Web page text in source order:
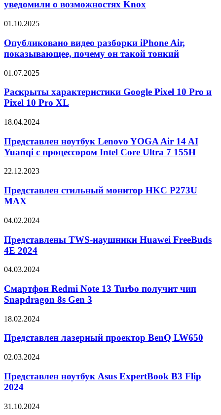
X34
записей
уведомили
возможностях
Knox
уведомили о возможностях Knox
Опубликовано
разборки
iPhone
Air,
почему
такой
тонкий
01.10.2025
Опубликовано видео разборки iPhone Air,
показывающее, почему он такой тонкий
Раскрыты
Google
Pixel
10
и
10
Pro
01.07.2025
Раскрыты характеристики Google Pixel 10 Pro и
Pixel 10 Pro XL
Представлен
Lenovo
YOGA
Air
AI
с
процессором
Core
7
155H
18.04.2024
Представлен ноутбук Lenovo YOGA Air 14 AI
Yuanqi с процессором Intel Core Ultra 7 155H
Представлен
монитор
HKC
P273U
22.12.2023
Представлен стильный монитор HKC P273U
MAX
Представлены
наушники
Huawei
FreeBuds
2024
04.02.2024
Представлены TWS-наушники Huawei FreeBuds
4E 2024
Смартфон
Note
13
Turbo
чип
8s
3
04.03.2024
Смартфон Redmi Note 13 Turbo получит чип
Snapdragon 8s Gen 3
Представлен
проектор
BenQ
LW650
18.02.2024
Представлен лазерный проектор BenQ LW650
Представлен
Asus
ExpertBook
B3
2024
02.03.2024
Представлен ноутбук Asus ExpertBook B3 Flip
2024
TIME
31.10.2024